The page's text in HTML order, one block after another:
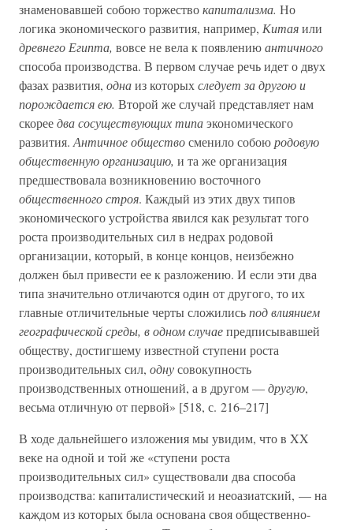
знаменовавшей собою торжествокапитализма. Но
логика экономического развития, например, Китаяили
древнего Египта, вовсе не вела к появлениюантичного
способа производства. В первом случае речь идет о двух
фазах развития, однаиз которыхследует за другою и
порождается ею. Второй же случай представляет нам
скореедва сосуществующих типаэкономического
развития. Античное обществосменило собоюродовую
общественную организацию, и та же организация
предшествовала возникновению восточного
общественного строя. Каждый из этих двух типов
экономического устройства явился как результат того
роста производительных сил в недрах родовой
организации, который, в конце концов, неизбежно
должен был привести ее к разложению. И если эти два
типа значительно отличаются один от другого, то их
главные отличительные черты сложилисьпод влиянием
географической среды, в одном случаепредписывавшей
обществу, достигшему известной ступени роста
производительных сил, однусовокупность
производственных отношений, а в другом —другую,
весьма отличную от первой» [518, с. 216–217]
В ходе дальнейшего изложения мы увидим, что в XX
веке на одной и той же «ступени роста
производительных сил» существовали два способа
производства: капиталистический и неоазиатский, — на
каждом из которых была основана своя общественно-